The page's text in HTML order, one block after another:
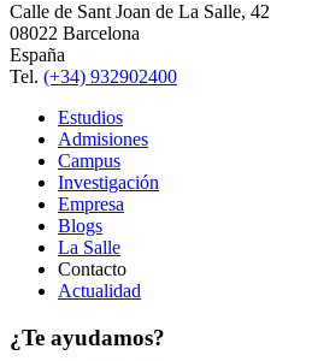
Calle de Sant Joan de La Salle, 42
08022 Barcelona
España
Tel. (+34) 932902400
Estudios
Admisiones
Campus
Investigación
Empresa
Blogs
La Salle
Contacto
Actualidad
¿Te ayudamos?